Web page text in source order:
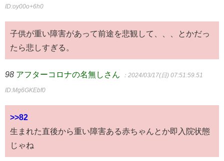
ID:oy00o+6h0
子供が重い障害があって前途を悲観して、、、とかだっ
たら悲しすぎる。
98 アフターコロナの名無しさん ：2024/03/17(日) 07:51:59.51
ID:Mg6GKEbf0
>>82
生まれた直後から重い障害ある赤ちゃんとか即入院状態
じゃね